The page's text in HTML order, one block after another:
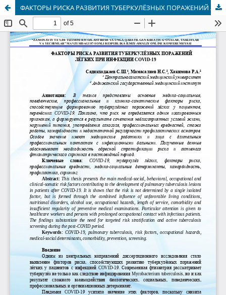
ФАКТОРЫ РИСКА РАЗВИТИЯ ТУБЕРКУЛЁЗНЫХ ПОРАЖЕНИЙ ЛЁГКИХ ПРИ ИНФЕКЦИИ COVID-19